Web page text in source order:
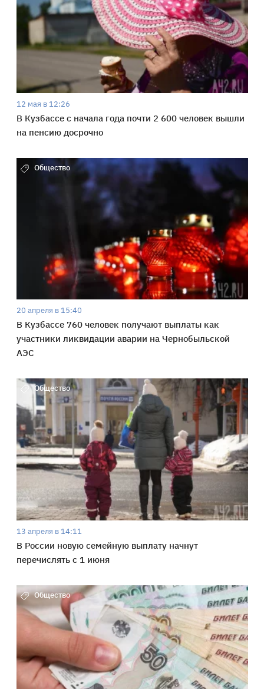
12 мая в 12:26
В Кузбассе с начала года почти 2 600 человек вышли
на пенсию досрочно
Общество
20 апреля в 15:40
В Кузбассе 760 человек получают выплаты как
участники ликвидации аварии на Чернобыльской
АЭС
Общество
13 апреля в 14:11
В России новую семейную выплату начнут
перечислять с 1 июня
Общество